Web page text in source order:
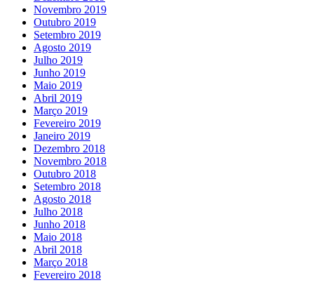
Novembro 2019
Outubro 2019
Setembro 2019
Agosto 2019
Julho 2019
Junho 2019
Maio 2019
Abril 2019
Março 2019
Fevereiro 2019
Janeiro 2019
Dezembro 2018
Novembro 2018
Outubro 2018
Setembro 2018
Agosto 2018
Julho 2018
Junho 2018
Maio 2018
Abril 2018
Março 2018
Fevereiro 2018